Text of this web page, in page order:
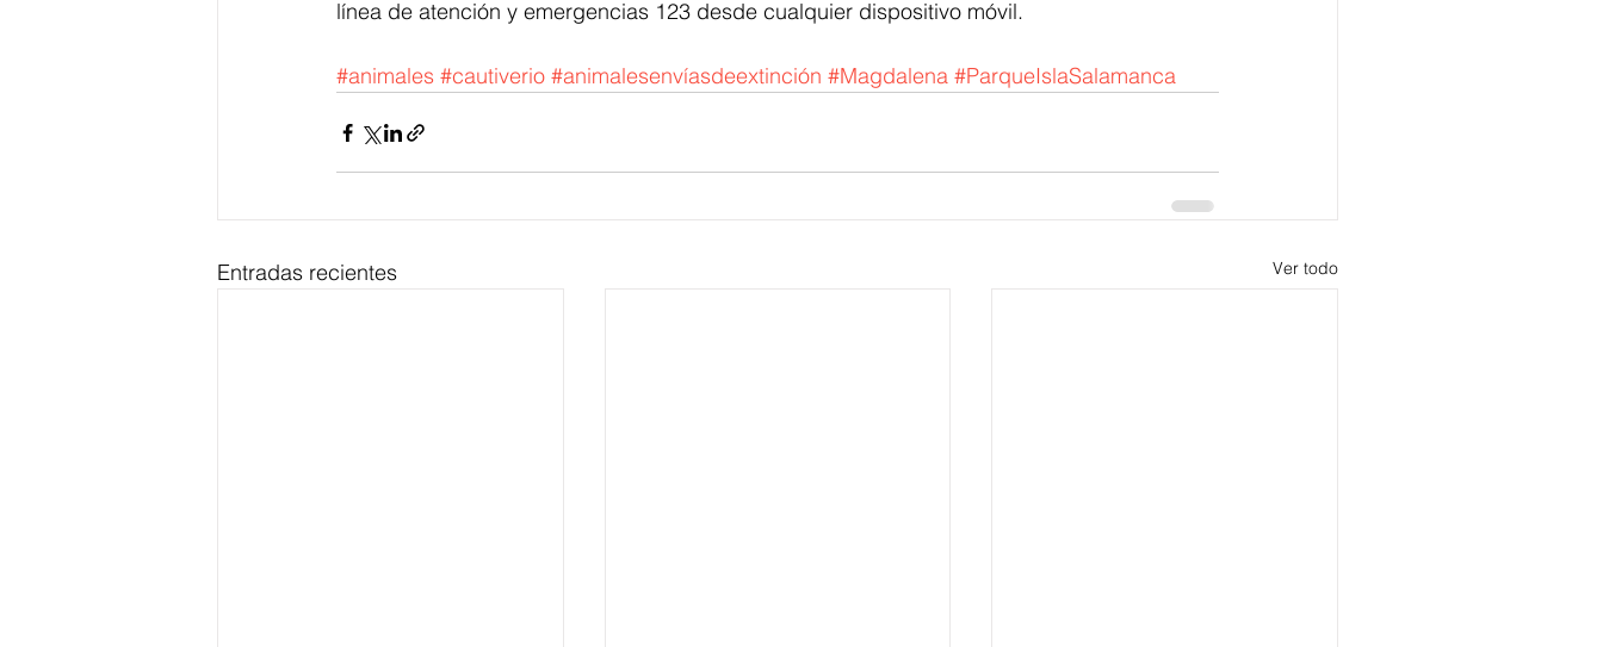
línea de atención y emergencias 123 desde cualquier dispositivo móvil.
#animales #cautiverio #animalesenvíasdeextinción #Magdalena #ParqueIslaSalamanca
Entradas recientes Ver todo